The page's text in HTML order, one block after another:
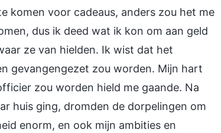
komen voor cadeaus, anders zou het me
dus ik deed wat ik kon om aan geld
ze van hielden. Ik wist dat het
gevangengezet zou worden. Mijn hart
zou worden hield me gaande. Na
huis ging, dromden de dorpelingen om
enorm, en ook mijn ambities en